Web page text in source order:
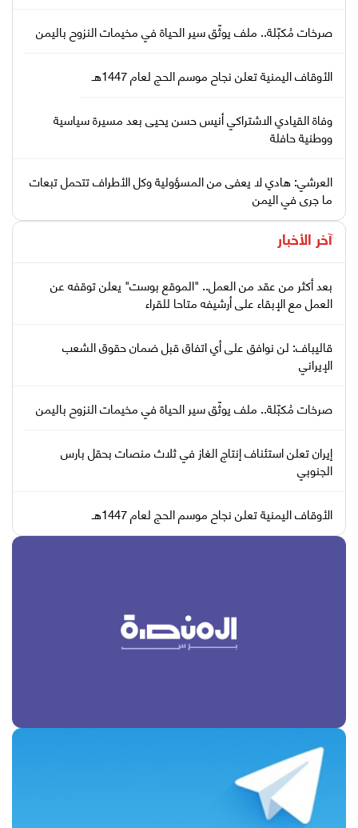
صرخات مُكبّلة.. ملف يوثّق سير الحياة في مخيمات النزوح باليمن
الأوقاف اليمنية تعلن نجاح موسم الحج لعام 1447هـ
وفاة القيادي الاشتراكي أنيس حسن يحيى بعد مسيرة سياسية
ووطنية حافلة
العرشي: هادي لا يعفى من المسؤولية وكل الأطراف تتحمل تبعات
ما جرى في اليمن
آخر الأخبار
بعد أكثر من عقد من العمل.. "الموقع بوست" يعلن توقفه عن
العمل مع الإبقاء على أرشيفه متاحا للقراء
قاليباف: لن نوافق على أي اتفاق قبل ضمان حقوق الشعب
الإيراني
صرخات مُكبّلة.. ملف يوثّق سير الحياة في مخيمات النزوح باليمن
إيران تعلن استئناف إنتاج الغاز في ثلاث منصات بحقل بارس
الجنوبي
الأوقاف اليمنية تعلن نجاح موسم الحج لعام 1447هـ